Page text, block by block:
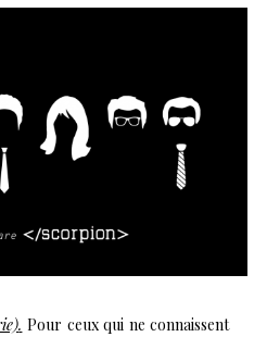
. Pour ceux qui ne connaissent